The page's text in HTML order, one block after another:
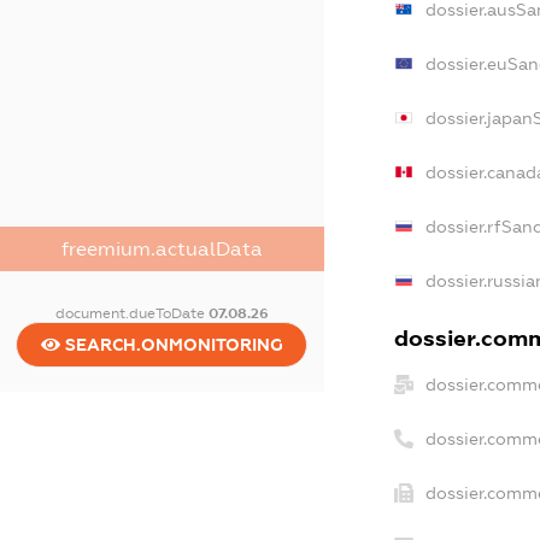
freemium.actualData
document.dueToDate 07.08.26
SEARCH.ONMONITORING